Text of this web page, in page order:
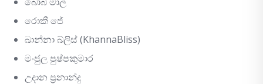
රොකී ජේ
ඛාන්නා බ්ලිස් (KhannaBliss)
මංජුල පුෂ්පකුමාර
උදාන ප්‍රනාන්දු